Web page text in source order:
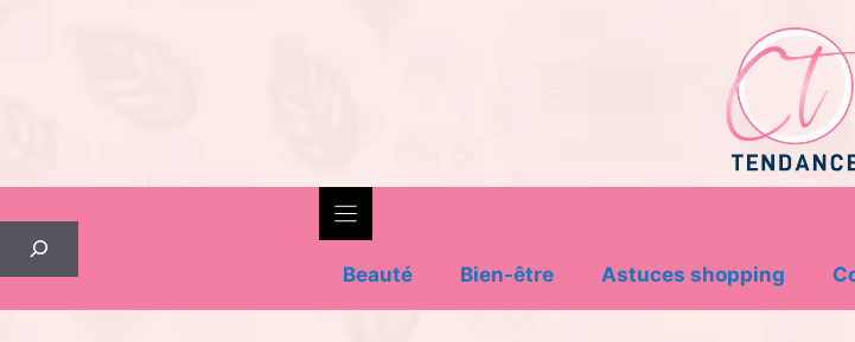
Beauté
Bien-être Astuces shopping